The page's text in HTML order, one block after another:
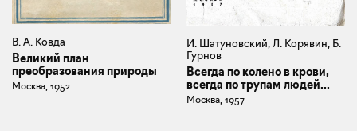
В. А. Ковда
Великий план
преобразования природы
Москва, 1952
И. Шатуновский, Л. Корявин, Б.
Гурнов
Всегда по колено в крови,
всегда по трупам людей...
Москва, 1957